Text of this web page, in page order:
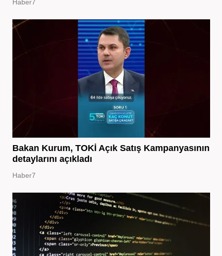
Haber7
Bakan Kurum, TOKİ Açık Satış Kampanyasının
detaylarını açıkladı
Haber7